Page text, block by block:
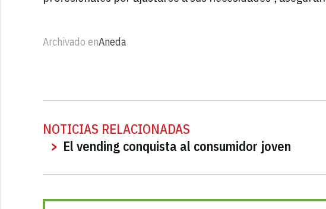
Archivado enAneda
NOTICIAS RELACIONADAS
El vending conquista al consumidor joven